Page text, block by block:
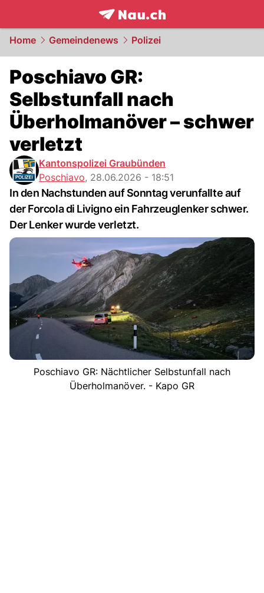
frontpage.NAU.ch
Home Gemeindenews Polizei
Poschiavo GR:
Selbstunfall nach
Überholmanöver – schwer
verletzt
Kantonspolizei Graubünden
Poschiavo, 28.06.2026 - 18:51
In den Nachstunden auf Sonntag verunfallte auf
der Forcola di Livigno ein Fahrzeuglenker schwer.
Der Lenker wurde verletzt.
Poschiavo GR: Nächtlicher Selbstunfall nach
Überholmanöver. - Kapo GR